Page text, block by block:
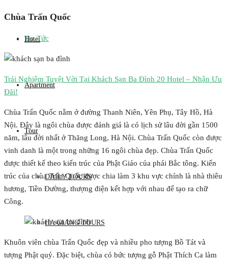
Hotel
Apartment
Tour
DAILY TOURS
HA GIANG TOURS
Chùa Trấn Quốc
Tin Tức
Trải Nghiệm Tuyệt Vời Tại Khách Sạn Ba Đình 20 Hotel – Nhận Ưu
Đãi!
Chùa Trấn Quốc nằm ở đường Thanh Niên, Yên Phụ, Tây Hồ, Hà
Nội. Đây là ngôi chùa được đánh giá là có lịch sử lâu đời gần 1500
năm, lâu đời nhất ở Thăng Long, Hà Nội. Chùa Trấn Quốc còn được
vinh danh là một trong những 16 ngôi chùa đẹp. Chùa Trấn Quốc
được thiết kế theo kiến trúc của Phật Giáo của phái Bắc tông. Kiến
trúc của chùa Trấn Quốc được chia làm 3 khu vực chính là nhà thiêu
hương, Tiền Đường, thượng điện kết hợp với nhau để tạo ra chữ
Công.
Khuôn viên chùa Trấn Quốc đẹp và nhiều pho tượng Bồ Tát và
tượng Phật quý. Đặc biệt, chùa có bức tượng gỗ Phật Thích Ca làm